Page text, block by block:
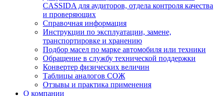
CASSIDA для аудиторов, отдела контроля качества
и проверяющих
Справочная информация
Инструкции по эксплуатации, замене,
транспортировке и хранению
Подбор масел по марке автомобиля или техники
Обращение в службу технической поддержки
Конвертер физических величин
Таблицы аналогов СОЖ
Отзывы и практика применения
О компании